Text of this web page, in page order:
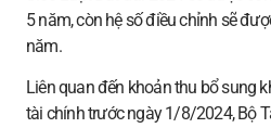
5 năm, còn hệ số điều chỉnh sẽ
năm.
Liên quan đến khoản thu bổ sung
tài chính trước ngày 1/8/2024, Bộ